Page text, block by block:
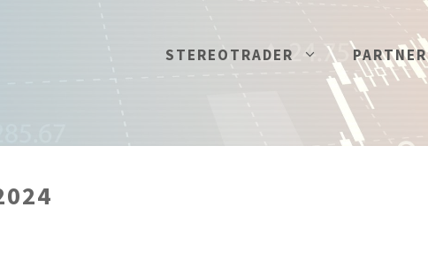
STEREOTRADER PARTNER